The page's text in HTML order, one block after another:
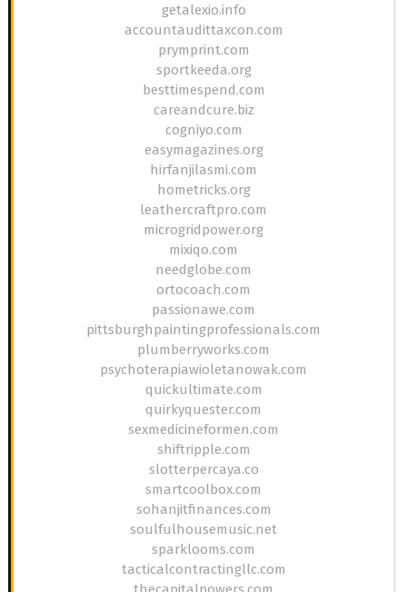
getalexio.info
accountaudittaxcon.com
prymprint.com
sportkeeda.org
besttimespend.com
careandcure.biz
cogniyo.com
easymagazines.org
hirfanjilasmi.com
hometricks.org
leathercraftpro.com
microgridpower.org
mixiqo.com
needglobe.com
ortocoach.com
passionawe.com
pittsburghpaintingprofessionals.com
plumberryworks.com
psychoterapiawioletanowak.com
quickultimate.com
quirkyquester.com
sexmedicineformen.com
shiftripple.com
slotterpercaya.co
smartcoolbox.com
sohanjitfinances.com
soulfulhousemusic.net
sparklooms.com
tacticalcontractingllc.com